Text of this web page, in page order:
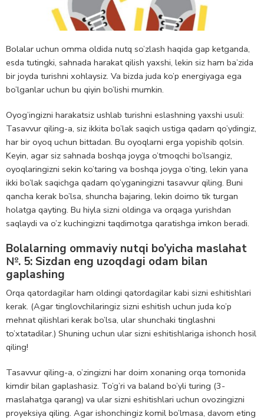
Bolalar uchun omma oldida nutq so’zlash haqida gap ketganda,
esda tutingki, sahnada harakat qilish yaxshi, lekin siz ham ba’zida
bir joyda turishni xohlaysiz. Va bizda juda ko’p energiyaga ega
bo’lganlar uchun bu qiyin bo’lishi mumkin.
Oyog’ingizni harakatsiz ushlab turishni eslashning yaxshi usuli:
Tasavvur qiling-a, siz ikkita bo’lak saqich ustiga qadam qo’ydingiz,
har bir oyoq uchun bittadan. Bu oyoqlarni erga yopishib qolsin.
Keyin, agar siz sahnada boshqa joyga o’tmoqchi bo’lsangiz,
oyoqlaringizni sekin ko’taring va boshqa joyga o’ting, lekin yana
ikki bo’lak saqichga qadam qo’yganingizni tasavvur qiling. Buni
qancha kerak bo’lsa, shuncha bajaring, lekin doimo tik turgan
holatga qayting. Bu hiyla sizni oldinga va orqaga yurishdan
saqlaydi va o’z kuchingizni taqdimotga qaratishga imkon beradi.
Bolalarning ommaviy nutqi bo’yicha maslahat
№. 5: Sizdan eng uzoqdagi odam bilan
gaplashing
Orqa qatordagilar ham oldingi qatordagilar kabi sizni eshitishlari
kerak. (Agar tinglovchilaringiz sizni eshitish uchun juda ko’p
mehnat qilishlari kerak bo’lsa, ular shunchaki tinglashni
to’xtatadilar.) Shuning uchun ular sizni eshitishlariga ishonch hosil
qiling!
Tasavvur qiling-a, o’zingizni har doim xonaning orqa tomonida
kimdir bilan gaplashasiz. To’g’ri va baland bo’yli turing (3-
maslahatga qarang) va ular sizni eshitishlari uchun ovozingizni
proyeksiya qiling. Agar ishonchingiz komil bo’lmasa, davom eting